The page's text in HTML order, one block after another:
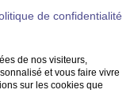
de confidentialité
de nos visiteurs,
et vous faire vivre
sur les cookies que